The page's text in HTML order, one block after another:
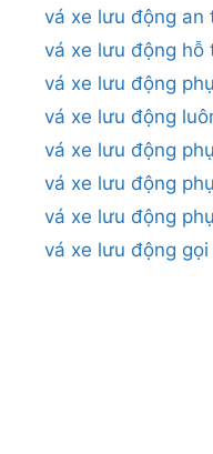
vá xe lưu động an
vá xe lưu động hỗ
vá xe lưu động
vá xe lưu động
vá xe lưu động
vá xe lưu động
vá xe lưu động
vá xe lưu động gọi